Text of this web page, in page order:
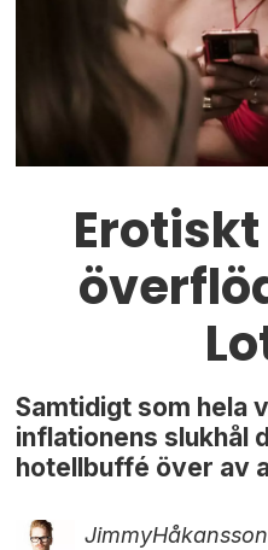
Samtidigt som hela
inflationens slukhål
hotellbuffé över av
JimmyHåkansson